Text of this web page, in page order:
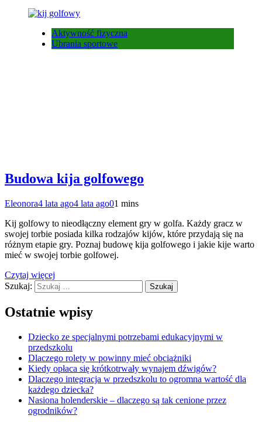
Aktywność fizyczna
Ubrania sportowe
Budowa kija golfowego
Eleonora4 lata ago4 lata ago01 mins
Kij golfowy to nieodłączny element gry w golfa. Każdy gracz w
swojej torbie posiada kilka rodzajów kijów, które przydają się na
różnym etapie gry. Poznaj budowę kija golfowego i jakie kije warto
mieć w swojej torbie golfowej.
Czytaj więcej
Szukaj:
Ostatnie wpisy
Dziecko ze specjalnymi potrzebami edukacyjnymi w
przedszkolu
Dlaczego rolety w powinny mieć obciążniki
Kiedy opłaca się krótkotrwały wynajem dźwigów?
Dlaczego integracja w przedszkolu to ogromna wartość dla
każdego dziecka?
Nasiona holenderskie – dlaczego są tak cenione przez
ogrodników?